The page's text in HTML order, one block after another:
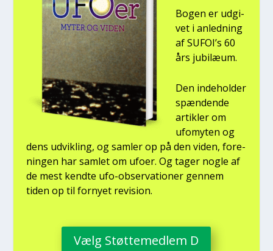
Bogen er udgi­
vet i anled­ning
af SUFOI’s 60
års jubilæum.
Den inde­hol­der
spæn­den­de
artik­ler om
ufo­myten og
dens udvik­ling, og sam­ler op på den viden, for­e­
nin­gen har sam­let om ufo­er. Og tager nog­le af
de mest kend­te ufo-obser­va­tio­ner gen­nem
tiden op til for­ny­et revi­sion.
Vælg Støt­te­med­lem D